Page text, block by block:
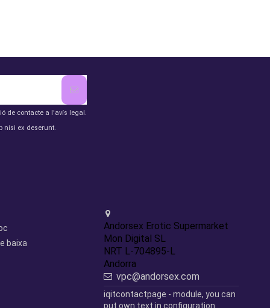
de contacte a l'avís legal.
nisi ex deserunt.
baixa
Andorsex Erotic Supermarket
Mon Digital SL
NRT L-704895-L
Andorra
vpc@andorsex.com
iqitcontactpage - module, you can
put own text in configuration